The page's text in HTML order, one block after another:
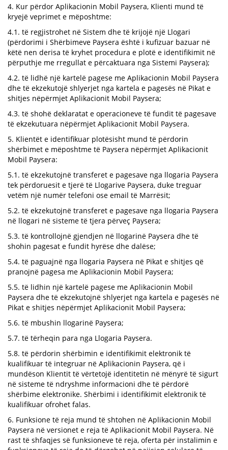
4. Kur përdor Aplikacionin Mobil Paysera, Klienti mund të
kryejë veprimet e mëposhtme:
4.1. të regjistrohet në Sistem dhe të krijojë një Llogari
(përdorimi i Shërbimeve Paysera është i kufizuar bazuar në
këtë nen derisa të kryhet procedura e plotë e identifikimit në
përputhje me rregullat e përcaktuara nga Sistemi Paysera);
4.2. të lidhë një kartelë pagese me Aplikacionin Mobil Paysera
dhe të ekzekutojë shlyerjet nga kartela e pagesës në Pikat e
shitjes nëpërmjet Aplikacionit Mobil Paysera;
4.3. të shohë deklaratat e operacioneve të fundit të pagesave
të ekzekutuara nëpërmjet Aplikacionit Mobil Paysera.
5. Klientët e identifikuar plotësisht mund të përdorin
shërbimet e mëposhtme të Paysera nëpërmjet Aplikacionit
Mobil Paysera:
5.1. të ekzekutojnë transferet e pagesave nga llogaria Paysera
tek përdoruesit e tjerë të Llogarive Paysera, duke treguar
vetëm një numër telefoni ose email të Marrësit;
5.2. të ekzekutojnë transferet e pagesave nga llogaria Paysera
në llogari në sisteme të tjera përveç Paysera;
5.3. të kontrollojnë gjendjen në llogarinë Paysera dhe të
shohin pagesat e fundit hyrëse dhe dalëse;
5.4. të paguajnë nga llogaria Paysera në Pikat e shitjes që
pranojnë pagesa me Aplikacionin Mobil Paysera;
5.5. të lidhin një kartelë pagese me Aplikacionin Mobil
Paysera dhe të ekzekutojnë shlyerjet nga kartela e pagesës në
Pikat e shitjes nëpërmjet Aplikacionit Mobil Paysera;
5.6. të mbushin llogarinë Paysera;
5.7. të tërheqin para nga Llogaria Paysera.
5.8. të përdorin shërbimin e identifikimit elektronik të
kualifikuar të integruar në Aplikacionin Paysera, që i
mundëson Klientit të vërtetojë identitetin në mënyrë të sigurt
në sisteme të ndryshme informacioni dhe të përdorë
shërbime elektronike. Shërbimi i identifikimit elektronik të
kualifikuar ofrohet falas.
6. Funksione të reja mund të shtohen në Aplikacionin Mobil
Paysera në versionet e reja të Aplikacionit Mobil Paysera. Në
rast të shfaqjes së funksioneve të reja, oferta për instalimin e